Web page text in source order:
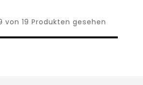
von 19 Produkten gesehen